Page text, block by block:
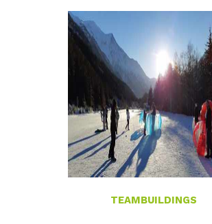
TEAMBUILDINGS